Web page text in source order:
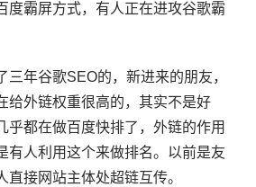
度霸屏方式，有人正在进攻谷歌霸
三年谷歌SEO的，新进来的朋友，
给外链权重很高的，其实不是好
乎都在做百度快排了，外链的作用
有人利用这个来做排名。以前是友
直接网站主体处超链互传。